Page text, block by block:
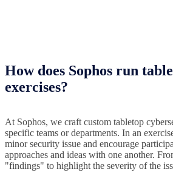
How does Sophos run
exercises?
At Sophos, we craft custom tabletop
specific teams or departments. In an
minor security issue and encourage
approaches and ideas with one another.
"findings" to highlight the severity of the